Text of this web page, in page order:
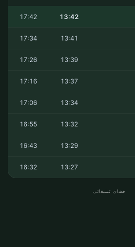
13:42
17:42
13:41
17:34
13:39
17:26
13:37
17:16
13:34
17:06
13:32
16:55
13:29
16:43
13:27
16:32
فضای تبلیغاتی